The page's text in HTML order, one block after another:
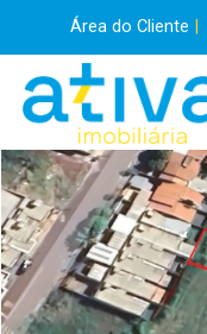
Área do Cliente